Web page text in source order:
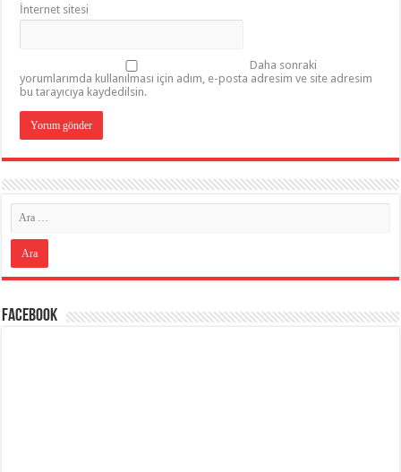
İnternet sitesi
Daha sonraki
yorumlarımda kullanılması için adım, e-posta adresim ve site adresim
bu tarayıcıya kaydedilsin.
Facebook